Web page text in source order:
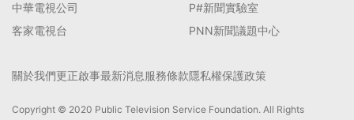
中華電視公司
客家電視台
P#新聞實驗室
PNN新聞議題中心
關於我們更正啟事最新消息服務條款隱私權保護政策
Copyright © 2020 Public Television Service Foundation. All Rights